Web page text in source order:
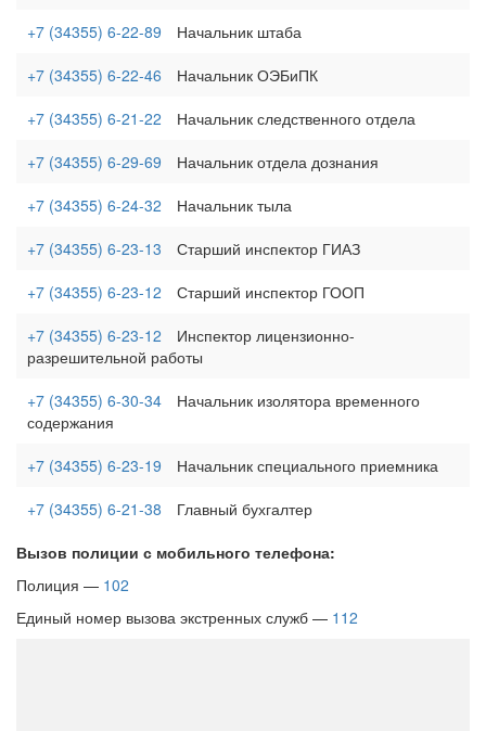
+7 (34355) 6-22-89
Начальник штаба
+7 (34355) 6-22-46
Начальник ОЭБиПК
+7 (34355) 6-21-22
Начальник следственного отдела
+7 (34355) 6-29-69
Начальник отдела дознания
+7 (34355) 6-24-32
Начальник тыла
+7 (34355) 6-23-13
Старший инспектор ГИАЗ
+7 (34355) 6-23-12
Старший инспектор ГООП
+7 (34355) 6-23-12
Инспектор лицензионно-
разрешительной работы
+7 (34355) 6-30-34
Начальник изолятора временного
содержания
+7 (34355) 6-23-19
Начальник специального приемника
+7 (34355) 6-21-38
Главный бухгалтер
Вызов полиции с мобильного телефона:
Полиция — 102
Единый номер вызова экстренных служб — 112